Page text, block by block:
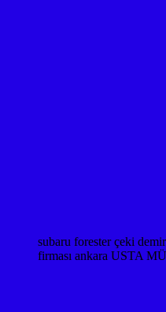
subaru forester çeki
firması ankara USTA